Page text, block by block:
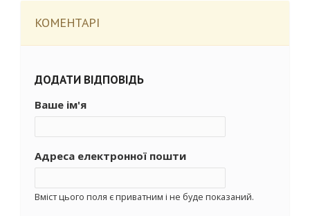
КОМЕНТАРІ
ДОДАТИ ВІДПОВІДЬ
Ваше ім'я
Адреса електронної пошти
Вміст цього поля є приватним і не буде показаний.